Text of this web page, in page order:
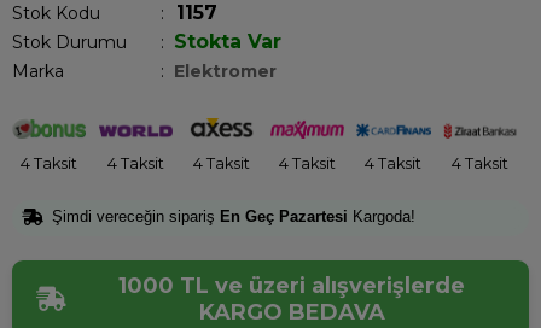
Stok Kodu 1157
Stok Durumu : Stokta Var
Marka : Elektromer
4 Taksit 4 Taksit 4 Taksit 4 Taksit 4 Taksit 4 Taksit
Şimdi vereceğin sipariş En Geç Pazartesi Kargoda!
1000 TL ve üzeri alışverişlerde
KARGO BEDAVA